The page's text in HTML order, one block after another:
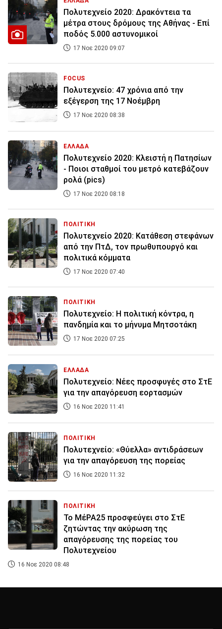
Πολυτεχνείο 2020: Δρακόντεια τα
μέτρα στους δρόμους της Αθήνας - Επί
ποδός 5.000 αστυνομικοί
17 Νοε 2020 09:07
FOCUS
Πολυτεχνείο: 47 χρόνια από την
εξέγερση της 17 Νοέμβρη
17 Νοε 2020 08:38
ΕΛΛΑΔΑ
Πολυτεχνείο 2020: Κλειστή η Πατησίων
- Ποιοι σταθμοί του μετρό κατεβάζουν
ρολά (pics)
17 Νοε 2020 08:18
ΠΟΛΙΤΙΚΗ
Πολυτεχνείο 2020: Κατάθεση στεφάνων
από την ΠτΔ, τον πρωθυπουργό και
πολιτικά κόμματα
17 Νοε 2020 07:40
ΠΟΛΙΤΙΚΗ
Πολυτεχνείο: Η πολιτική κόντρα, η
πανδημία και το μήνυμα Μητσοτάκη
17 Νοε 2020 07:25
ΕΛΛΑΔΑ
Πολυτεχνείο: Νέες προσφυγές στο ΣτΕ
για την απαγόρευση εορτασμών
16 Νοε 2020 11:41
ΠΟΛΙΤΙΚΗ
Πολυτεχνείο: «Θύελλα» αντιδράσεων
για την απαγόρευση της πορείας
16 Νοε 2020 11:32
ΠΟΛΙΤΙΚΗ
Το ΜέΡΑ25 προσφεύγει στο ΣτΕ
ζητώντας την ακύρωση της
απαγόρευσης της πορείας του
Πολυτεχνείου
16 Νοε 2020 08:48